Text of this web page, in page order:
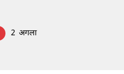
2 अगला